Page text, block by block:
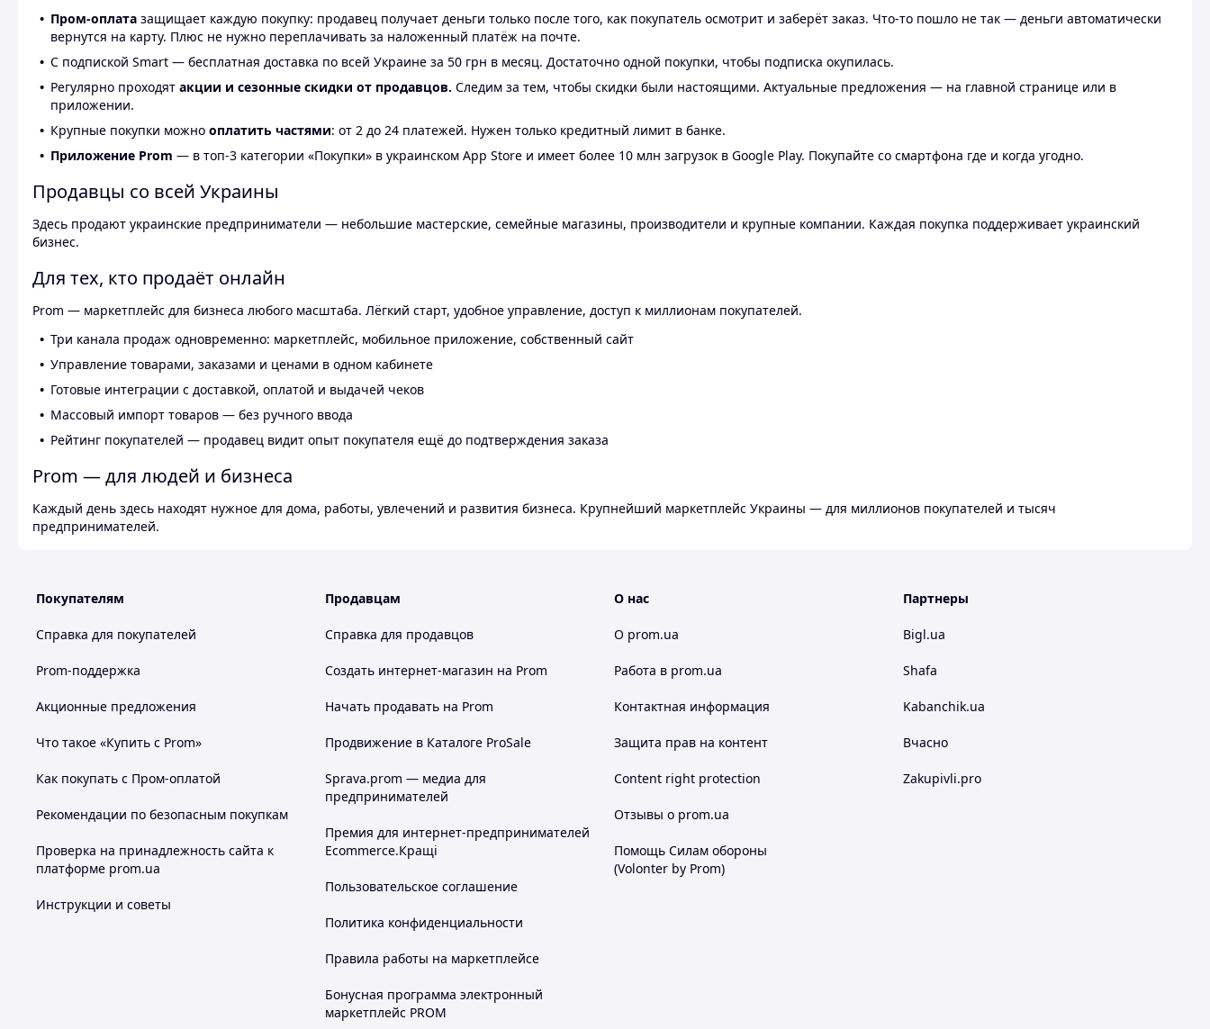
Пром-оплата защищает каждую покупку: продавец получает деньги только после того, как покупатель осмотрит и заберёт заказ. Что-то пошло не так — деньги автоматически
вернутся на карту. Плюс не нужно переплачивать за наложенный платёж на почте.
С подпиской Smart — бесплатная доставка по всей Украине за 50 грн в месяц. Достаточно одной покупки, чтобы подписка окупилась.
Регулярно проходят акции и сезонные скидки от продавцов. Следим за тем, чтобы скидки были настоящими. Актуальные предложения — на главной странице или в
приложении.
Крупные покупки можно оплатить частями: от 2 до 24 платежей. Нужен только кредитный лимит в банке.
Приложение Prom — в топ-3 категории «Покупки» в украинском App Store и имеет более 10 млн загрузок в Google Play. Покупайте со смартфона где и когда угодно.
Продавцы со всей Украины
Здесь продают украинские предприниматели — небольшие мастерские, семейные магазины, производители и крупные компании. Каждая покупка поддерживает украинский
бизнес.
Для тех, кто продаёт онлайн
Prom — маркетплейс для бизнеса любого масштаба. Лёгкий старт, удобное управление, доступ к миллионам покупателей.
Три канала продаж одновременно: маркетплейс, мобильное приложение, собственный сайт
Управление товарами, заказами и ценами в одном кабинете
Готовые интеграции с доставкой, оплатой и выдачей чеков
Массовый импорт товаров — без ручного ввода
Рейтинг покупателей — продавец видит опыт покупателя ещё до подтверждения заказа
Prom — для людей и бизнеса
Каждый день здесь находят нужное для дома, работы, увлечений и развития бизнеса. Крупнейший маркетплейс Украины — для миллионов покупателей и тысяч
предпринимателей.
Покупателям
Справка для покупателей
Prom-поддержка
Акционные предложения
Что такое «Купить с Prom»
Как покупать с Пром-оплатой
Рекомендации по безопасным покупкам
Проверка на принадлежность сайта к
платформе prom.ua
Инструкции и советы
Продавцам
Справка для продавцов
Создать интернет-магазин на Prom
Начать продавать на Prom
Продвижение в Каталоге ProSale
Sprava.prom — медиа для
предпринимателей
Премия для интернет-предпринимателей
Ecommerce.Кращі
Пользовательское соглашение
Политика конфиденциальности
Правила работы на маркетплейсе
Бонусная программа электронный
маркетплейс PROM
О нас
О prom.ua
Работа в prom.ua
Контактная информация
Защита прав на контент
Content right protection
Отзывы о prom.ua
Помощь Силам обороны
(Volonter by Prom)
Партнеры
Bigl.ua
Shafa
Kabanchik.ua
Вчасно
Zakupivli.pro